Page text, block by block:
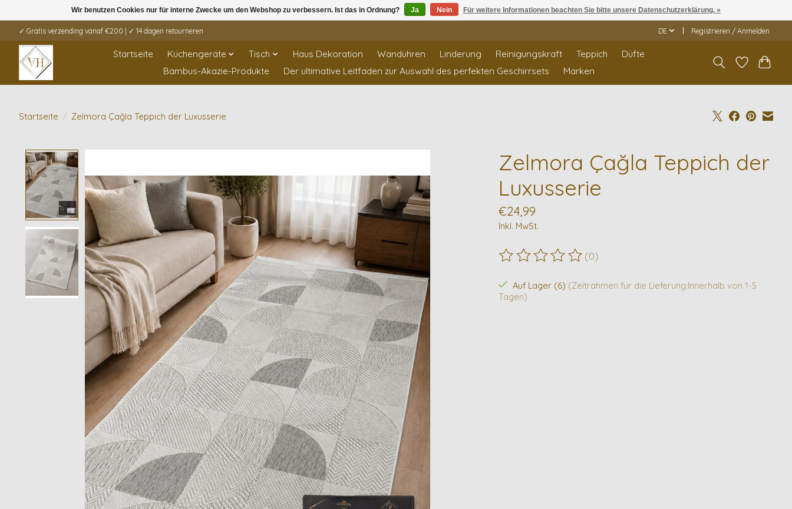
✓ Gratis verzending vanaf €200 | ✓ 14 dagen retourneren DE Registrieren / Anmelden
Startseite Küchengeräte Tisch Haus Dekoration Wanduhren Linderung Reinigungskraft Teppich
Düfte
Bambus-Akazie-Produkte
Der ultimative Leitfaden zur Auswahl des perfekten Geschirrsets Marken
Startseite / Zelmora Çağla Teppich der Luxusserie
Zelmora Çağla Teppich der
Luxusserie
€24,99
Inkl. MwSt.
Die Bewertung dieses Produkts ist
(0)
Auf Lager (6) (Zeitrahmen für die Lieferung:Innerhalb von 1-5
Tagen)
Wir benutzen Cookies nur für interne Zwecke um den Webshop zu verbessern. Ist das in Ordnung? Ja Nein Für weitere Informationen beachten Sie bitte unsere Datenschutzerklärung. »